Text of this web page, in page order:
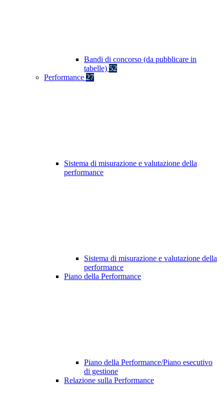
Bandi di concorso (da pubblicare in
tabelle) 52
Performance 27
Sistema di misurazione e valutazione della
performance
Sistema di misurazione e valutazione della
performance
Piano della Performance
Piano della Performance/Piano esecutivo
di gestione
Relazione sulla Performance